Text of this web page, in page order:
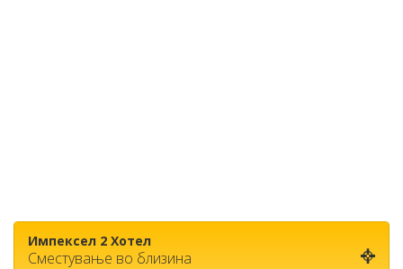
Импексел 2 Хотел
Сместување во близина